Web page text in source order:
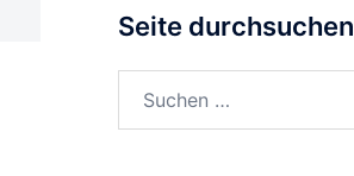
Seite durchsuchen